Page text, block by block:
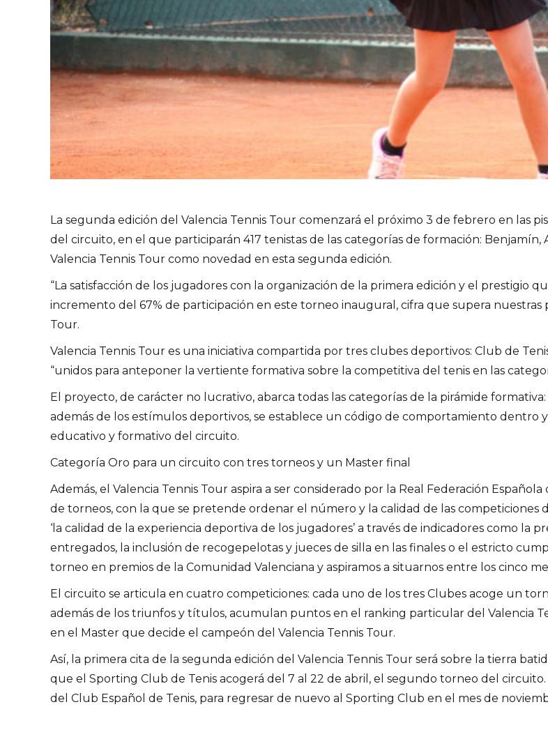
La segunda edición del Valencia Tennis Tour comenzará el próximo 3 de febrero en las
del circuito, en el que participarán 417 tenistas de las categorías de formación:
Valencia Tennis Tour como novedad en esta segunda edición.
“La satisfacción de los jugadores con la organización de la primera edición y el prestigio
incremento del 67% de participación en este torneo inaugural, cifra que supera nuestras
Tour.
Valencia Tennis Tour es una iniciativa compartida por tres clubes deportivos: Club de
“unidos para anteponer la vertiente formativa sobre la competitiva del tenis en las
El proyecto, de carácter no lucrativo, abarca todas las categorías de la pirámide
además de los estímulos deportivos, se establece un código de comportamiento dentro
educativo y formativo del circuito.
Categoría Oro para un circuito con tres torneos y un Master final
Además, el Valencia Tennis Tour aspira a ser considerado por la Real Federación
de torneos, con la que se pretende ordenar el número y la calidad de las competiciones
‘la calidad de la experiencia deportiva de los jugadores’ a través de indicadores como la
entregados, la inclusión de recogepelotas y jueces de silla en las finales o el estricto
torneo en premios de la Comunidad Valenciana y aspiramos a situarnos entre los cinco
El circuito se articula en cuatro competiciones: cada uno de los tres Clubes acoge un
además de los triunfos y títulos, acumulan puntos en el ranking particular del Valencia
en el Master que decide el campeón del Valencia Tennis Tour.
Así, la primera cita de la segunda edición del Valencia Tennis Tour será sobre la tierra
que el Sporting Club de Tenis acogerá del 7 al 22 de abril, el segundo torneo del
del Club Español de Tenis, para regresar de nuevo al Sporting Club en el mes de